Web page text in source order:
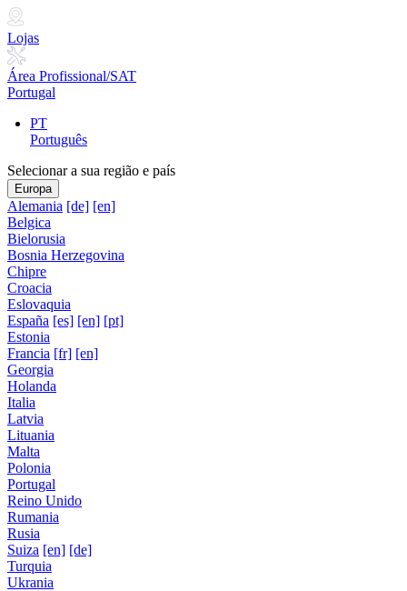
Lojas
Área Profissional/SAT
Portugal
PT
Português
Selecionar a sua região e país
Europa
Alemania [de] [en]
Belgica
Bielorusia
Bosnia Herzegovina
Chipre
Croacia
Eslovaquia
España [es] [en] [pt]
Estonia
Francia [fr] [en]
Georgia
Holanda
Italia
Latvia
Lituania
Malta
Polonia
Portugal
Reino Unido
Rumania
Rusia
Suiza [en] [de]
Turquia
Ukrania